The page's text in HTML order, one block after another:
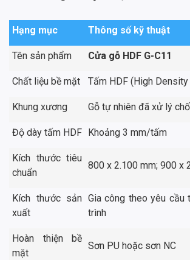
Hạng mục Thông số kỹ thuật
Tên sản phẩm Cửa gỗ HDF G-C11
Chất liệu bề mặt Tấm HDF (High
Khung xương Gỗ tự nhiên đã xử lý
Độ dày tấm HDF Khoảng 3 mm/tấm
Kích thước tiêu
chuẩn
800 x 2.100 mm; 900 x
Kích thước sản
xuất
Gia công theo yêu cầu
trình
Hoàn thiện bề
mặt
Sơn PU hoặc sơn NC